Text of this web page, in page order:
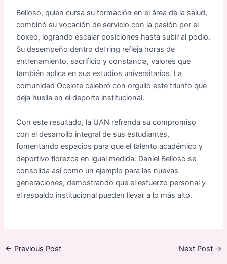
Belloso, quien cursa su formación en el área de la salud,
combinó su vocación de servicio con la pasión por el
boxeo, logrando escalar posiciones hasta subir al podio.
Su desempeño dentro del ring refleja horas de
entrenamiento, sacrificio y constancia, valores que
también aplica en sus estudios universitarios. La
comunidad Ocelote celebró con orgullo este triunfo que
deja huella en el deporte institucional.
Con este resultado, la UAN refrenda su compromiso
con el desarrollo integral de sus estudiantes,
fomentando espacios para que el talento académico y
deportivo florezca en igual medida. Daniel Belloso se
consolida así como un ejemplo para las nuevas
generaciones, demostrando que el esfuerzo personal y
el respaldo institucional pueden llevar a lo más alto.
← Previous Post Next Post →